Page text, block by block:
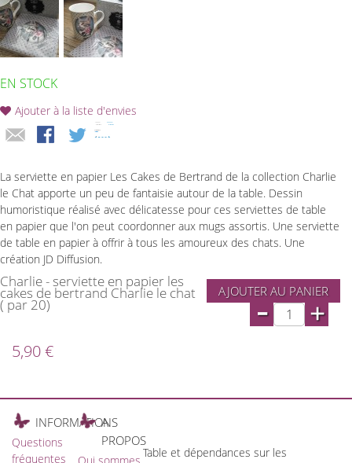
EN STOCK
Ajouter à la liste d'envies
La serviette en papier Les Cakes de Bertrand de la collection Charlie
le Chat apporte un peu de fantaisie autour de la table. Dessin
humoristique réalisé avec délicatesse pour ces serviettes de table
en papier que l'on peut coordonner aux mugs assortis. Une serviette
de table en papier à offrir à tous les amoureux des chats. Une
création JD Diffusion.
Charlie - serviette en papier les
cakes de bertrand Charlie le chat
( par 20)
AJOUTER AU PANIER
- +
5,90 €
INFORMATIONS
Questions
fréquentes
A
PROPOS
Table et dépendances sur les